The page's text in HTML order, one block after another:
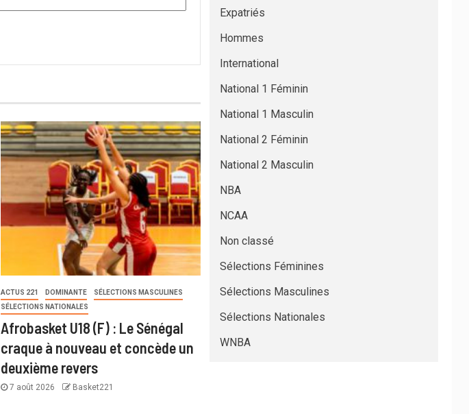
ACTUS 221 DOMINANTE
SÉLECTIONS MASCULINES
SÉLECTIONS NATIONALES
Afrobasket U18 (F) : Le Sénégal
craque à nouveau et concède un
deuxième revers
7 août 2026 Basket221
Expatriés
Hommes
International
National 1 Féminin
National 1 Masculin
National 2 Féminin
National 2 Masculin
NBA
NCAA
Non classé
Sélections Féminines
Sélections Masculines
Sélections Nationales
WNBA